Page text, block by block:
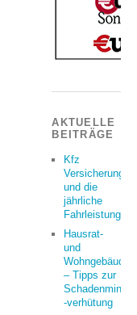
AKTUELLE
BEITRÄGE
Kfz
Versicherung
und die
jährliche
Fahrleistung
Hausrat-
und
– Tipps zur
-verhütung